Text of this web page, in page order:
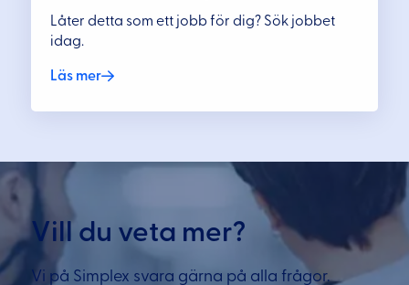
Låter detta som ett jobb för dig? Sök jobbet
idag.
Läs mer
Vill du veta mer?
Vi på Simplex svara gärna på alla frågor.